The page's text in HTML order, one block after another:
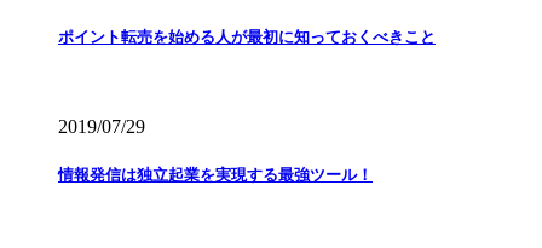
ポイント転売を始める人が最初に知っておくべきこと
2019/07/29
情報発信は独立起業を実現する最強ツール！